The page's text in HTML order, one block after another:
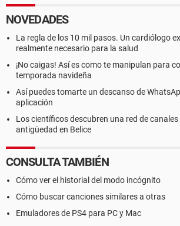
NOVEDADES
La regla de los 10 mil pasos. Un cardiólogo
realmente necesario para la salud
¡No caigas! Así es como te manipulan para
temporada navideña
Así puedes tomarte un descanso de
aplicación
Los científicos descubren una red de
antigüedad en Belice
CONSULTA TAMBIÉN
Cómo ver el historial del modo incógnito
Cómo buscar canciones similares a otras
Emuladores de PS4 para PC y Mac